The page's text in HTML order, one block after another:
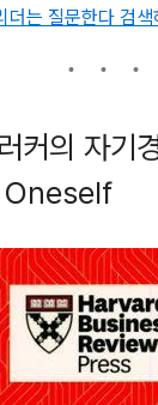
더는 질문한다 검색
커의 자기